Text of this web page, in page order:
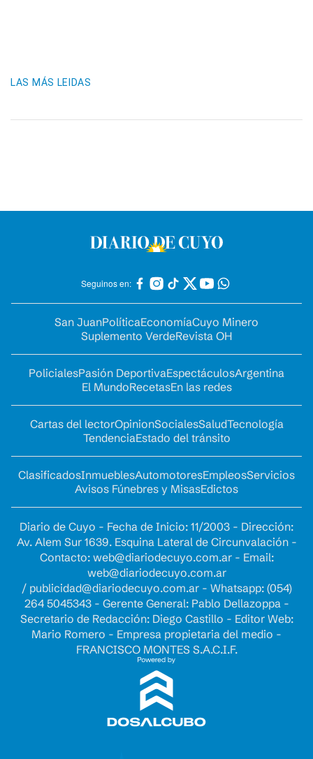
LAS MÁS LEIDAS
Seguinos en:
San JuanPolíticaEconomíaCuyo Minero
Suplemento VerdeRevista OH
PolicialesPasión DeportivaEspectáculosArgentina
El MundoRecetasEn las redes
Cartas del lectorOpinionSocialesSaludTecnología
TendenciaEstado del tránsito
ClasificadosInmueblesAutomotoresEmpleosServicios
Avisos Fúnebres y MisasEdictos
Diario de Cuyo - Fecha de Inicio: 11/2003 - Dirección:
Av. Alem Sur 1639. Esquina Lateral de Circunvalación -
Contacto: web@diariodecuyo.com.ar- Email:
web@diariodecuyo.com.ar
/ publicidad@diariodecuyo.com.ar- Whatsapp: (054)
264 5045343 - Gerente General: Pablo Dellazoppa -
Secretario de Redacción: Diego Castillo - Editor Web:
Mario Romero - Empresa propietaria del medio -
FRANCISCO MONTES S.A.C.I.F.